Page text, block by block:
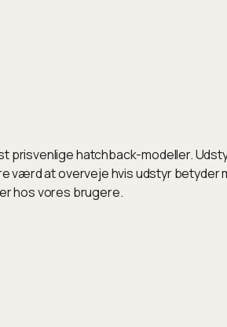
prisvenlige hatchback-modeller.
værd at overveje hvis udstyr
hos vores brugere.